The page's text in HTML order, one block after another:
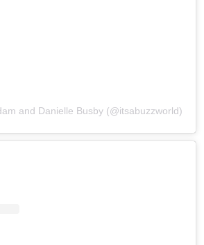
and Danielle Busby (@itsabuzzworld)